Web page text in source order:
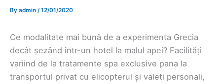
By admin /12/01/2020
Ce modalitate mai bună de a experimenta Grecia
decât șezând într-un hotel la malul apei? Facilități
variind de la tratamente spa exclusive pana la
transportul privat cu elicopterul și valeti personali,